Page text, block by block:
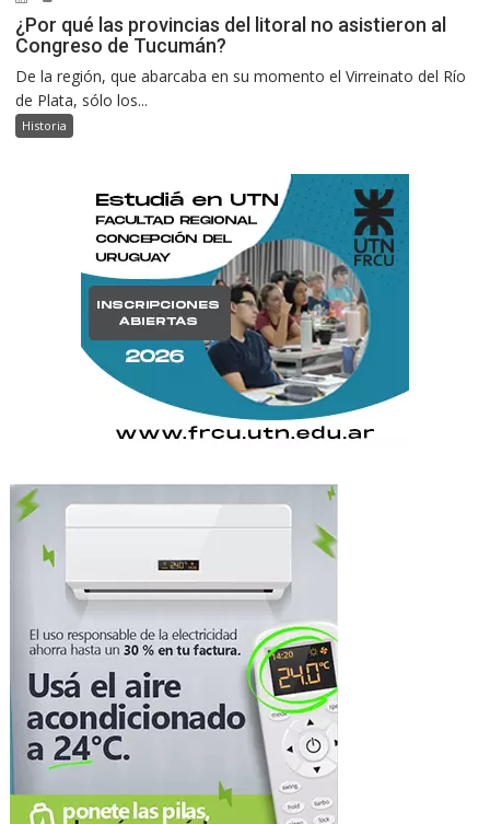
¿Por qué las provincias del litoral no asistieron al
Congreso de Tucumán?
De la región, que abarcaba en su momento el Virreinato del Río
de Plata, sólo los...
Historia